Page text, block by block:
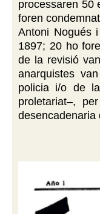
processaren 50
foren
Antoni Nogués
1897; 20 ho
de la revisió
anarquistes
policia i/o de
proletariat–,
desencadenaria